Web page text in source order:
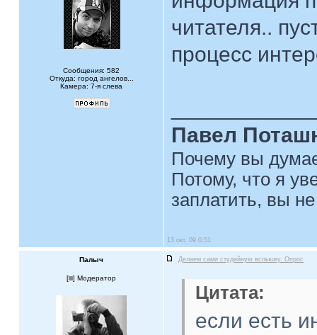
Сообщения: 582
Откуда: город ангелов...
Камера: 7-я слева
читателя..
процесс
Павел
Почему вы
Потому, что я
заплатить, вы
13 окт, 09 0:51
Палыч Делаем сами студийную вспышку. Опрос
[ ] Модератор
Цитата:
если есть